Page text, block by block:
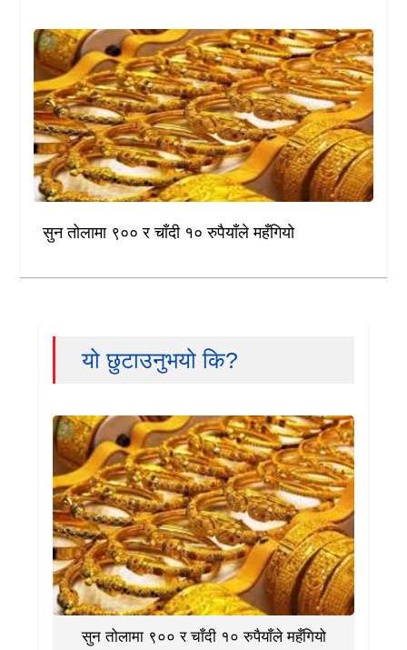
सुन तोलामा ९०० र चाँदी १० रुपैयाँले महँगियो
यो छुटाउनुभयो कि?
सुन तोलामा ९०० र चाँदी १० रुपैयाँले महँगियो